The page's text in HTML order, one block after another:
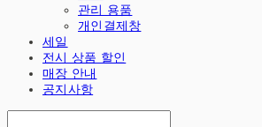
관리 용품
개인결제창
세일
전시 상품 할인
매장 안내
공지사항